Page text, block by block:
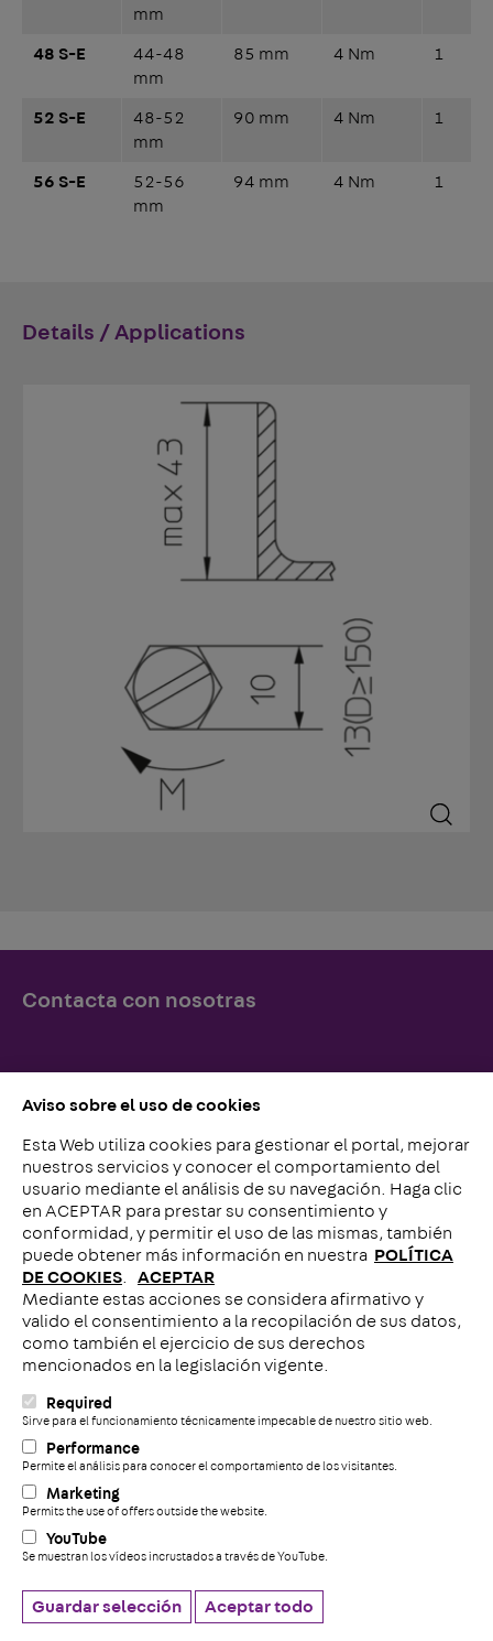
Aviso sobre el uso de cookies
Esta Web utiliza cookies para gestionar el portal, mejorar
nuestros servicios y conocer el comportamiento del
usuario mediante el análisis de su navegación. Haga clic
en ACEPTAR para prestar su consentimiento y
conformidad, y permitir el uso de las mismas, también
puede obtener más información en nuestra POLÍTICA
DE COOKIES
ACEPTAR
Mediante estas acciones se considera afirmativo y
valido el consentimiento a la recopilación de sus datos,
como también el ejercicio de sus derechos
mencionados en la legislación vigente.
Required
Sirve para el funcionamiento técnicamente impecable de nuestro sitio web.
Performance
Permite el análisis para conocer el comportamiento de los visitantes.
Marketing
Permits the use of offers outside the website.
YouTube
Se muestran los vídeos incrustados a través de YouTube.
Guardar selección Aceptar todo
mm
48 S-E
44-48
mm
85 mm 4 Nm 1
52 S-E
48-52
mm
90 mm 4 Nm 1
56 S-E
52-56
mm
94 mm 4 Nm 1
Details / Applications
Contacta con nosotras
Contacto con nosotros
Llámenos
Aviso legal
Politica de Cookies
Declaración de privacidad de datos
Cookie settings